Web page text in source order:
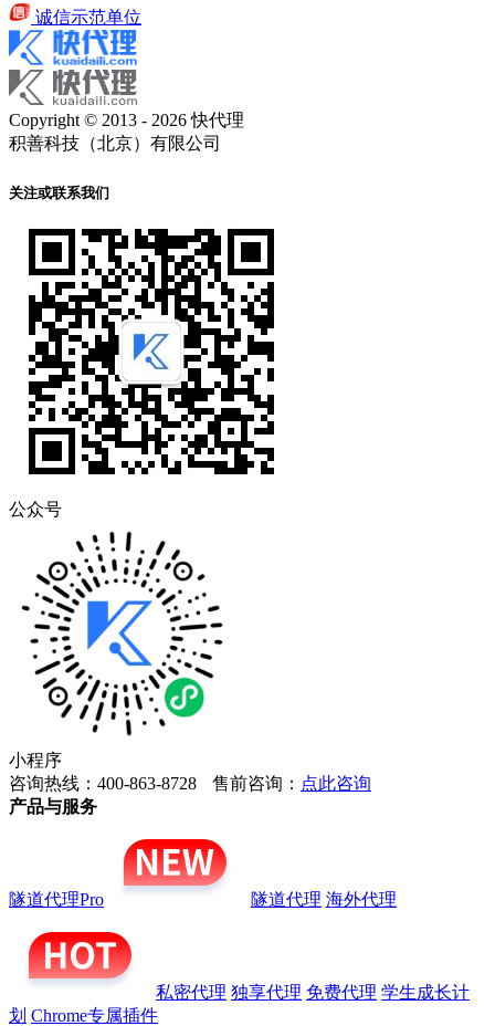
诚信示范单位
Copyright © 2013 - 2026 快代理
积善科技（北京）有限公司
关注或联系我们
公众号
小程序
咨询热线：400-863-8728
售前咨询： 点此咨询
产品与服务
隧道代理Pro 隧道代理 海外代理
私密代理 独享代理 免费代理 学生成长计
划 Chrome专属插件